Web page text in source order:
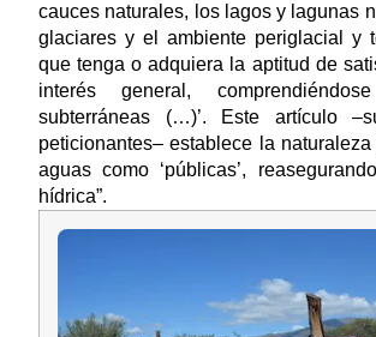
cauces naturales, los lagos y lagunas
glaciares y el ambiente periglacial y
que tenga o adquiera la aptitud de
interés general,
subterráneas (…)’. Este artículo
peticionantes– establece la
aguas como ‘públicas’,
hídrica”.